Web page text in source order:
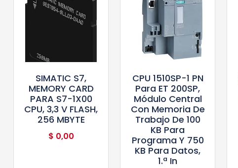
SIMATIC S7,
MEMORY CARD
PARA S7-1X00
CPU, 3,3 V FLASH,
256 MBYTE
$ 0,00
CPU 1510SP-1 PN
Para ET 200SP,
Módulo Central
Con Memoria De
Trabajo De 100
KB Para
Programa Y 750
KB Para Datos,
1.ª In